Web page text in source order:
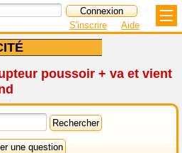
S'inscrire Aide
poussoir + va et vient